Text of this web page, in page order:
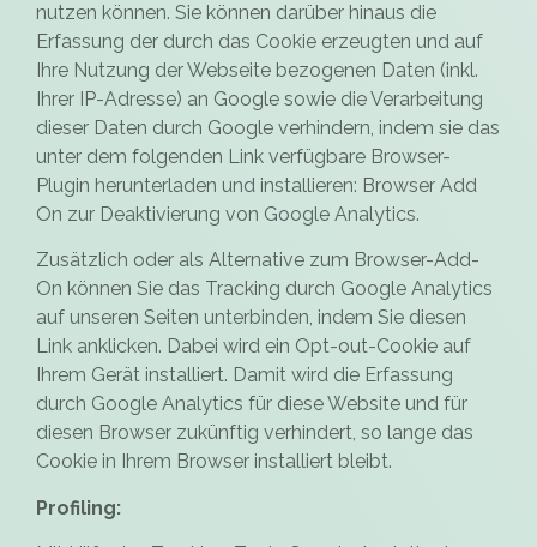
nutzen können. Sie können darüber hinaus die
Erfassung der durch das Cookie erzeugten und auf
Ihre Nutzung der Webseite bezogenen Daten (inkl.
Ihrer IP-Adresse) an Google sowie die Verarbeitung
dieser Daten durch Google verhindern, indem sie das
unter dem folgenden Link verfügbare Browser-
Plugin herunterladen und installieren: Browser Add
On zur Deaktivierung von Google Analytics.
Zusätzlich oder als Alternative zum Browser-Add-
On können Sie das Tracking durch Google Analytics
auf unseren Seiten unterbinden, indem Sie diesen
Link anklicken. Dabei wird ein Opt-out-Cookie auf
Ihrem Gerät installiert. Damit wird die Erfassung
durch Google Analytics für diese Website und für
diesen Browser zukünftig verhindert, so lange das
Cookie in Ihrem Browser installiert bleibt.
Profiling: